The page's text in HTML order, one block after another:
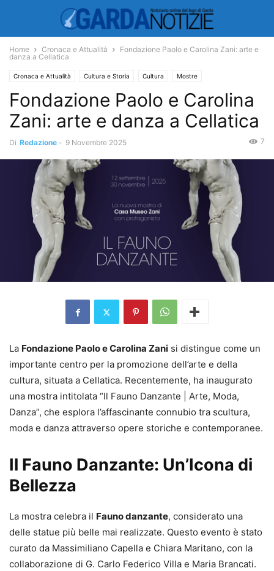
Home Cronaca e Attualità
Fondazione Paolo e Carolina Zani: arte e
danza a Cellatica
Cronaca e Attualità Cultura e Storia Cultura Mostre
Fondazione Paolo e Carolina
Zani: arte e danza a Cellatica
Di Redazione - 9 Novembre 2025 7
La Fondazione Paolo e Carolina Zani si distingue come un
importante centro per la promozione dell’arte e della
cultura, situata a Cellatica. Recentemente, ha inaugurato
una mostra intitolata “Il Fauno Danzante | Arte, Moda,
Danza”, che esplora l’affascinante connubio tra scultura,
moda e danza attraverso opere storiche e contemporanee.
Il Fauno Danzante: Un’Icona di
Bellezza
La mostra celebra il Fauno danzante, considerato una
delle statue più belle mai realizzate. Questo evento è stato
curato da Massimiliano Capella e Chiara Maritano, con la
collaborazione di G. Carlo Federico Villa e Maria Brancati.